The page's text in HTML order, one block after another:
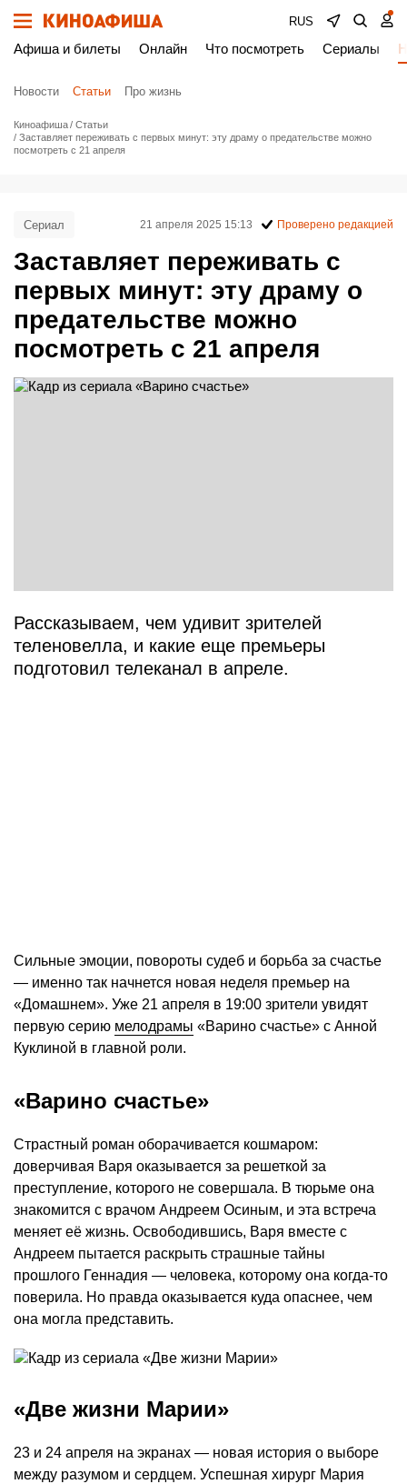
RUS
Афиша и билеты Онлайн Что посмотреть Сериалы
Новости Статьи Про жизнь
Киноафиша
Статьи
Заставляет переживать с первых минут: эту драму о предательстве можно
посмотреть с 21 апреля
Заставляет переживать с
первых минут: эту драму о
предательстве можно
посмотреть с 21 апреля
Сериал 21 апреля 2025 15:13 Проверено редакцией
Рассказываем, чем удивит зрителей
теленовелла, и какие еще премьеры
подготовил телеканал в апреле.
Сильные эмоции, повороты судеб и борьба за счастье
— именно так начнется новая неделя премьер на
«Домашнем». Уже 21 апреля в 19:00 зрители увидят
первую серию мелодрамы «Варино счастье» с Анной
Куклиной в главной роли.
«Варино счастье»
Страстный роман оборачивается кошмаром:
доверчивая Варя оказывается за решеткой за
преступление, которого не совершала. В тюрьме она
знакомится с врачом Андреем Осиным, и эта встреча
меняет её жизнь. Освободившись, Варя вместе с
Андреем пытается раскрыть страшные тайны
прошлого Геннадия — человека, которому она когда-то
поверила. Но правда оказывается куда опаснее, чем
она могла представить.
«Две жизни Марии»
23 и 24 апреля на экранах — новая история о выборе
между разумом и сердцем. Успешная хирург Мария